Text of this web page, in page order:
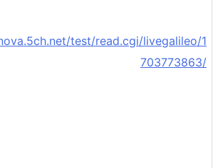
test/read.cgi/livegalileo/1
703773863/